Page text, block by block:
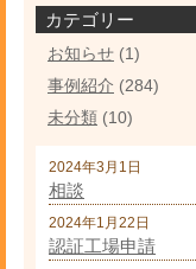
カテゴリー
お知らせ (1)
事例紹介 (284)
未分類 (10)
2024年3月1日
相談
2024年1月22日
認証工場申請